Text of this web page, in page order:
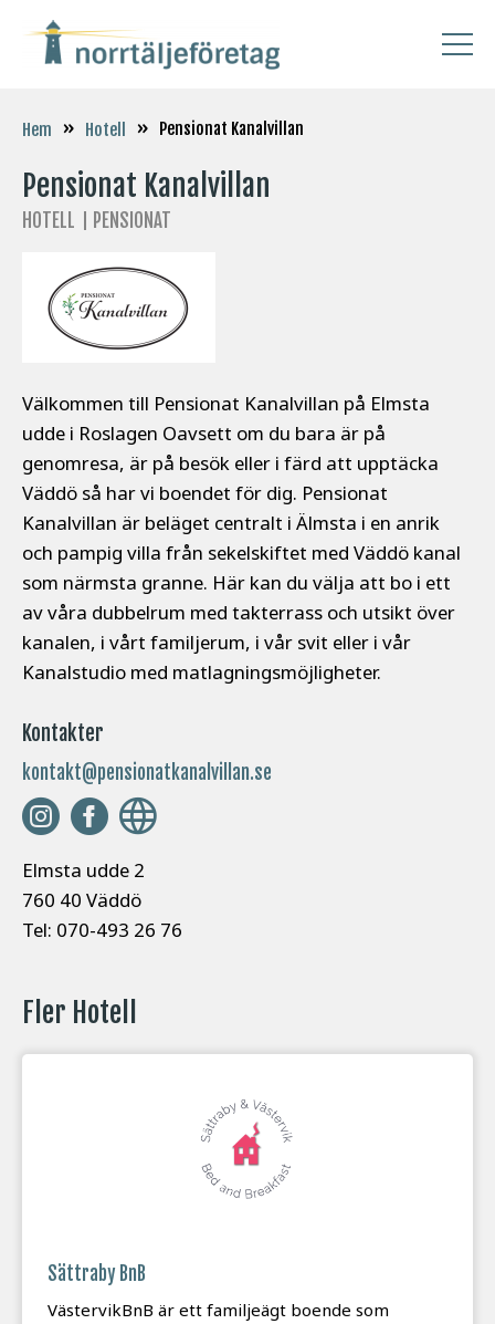
Hem » Hotell » Pensionat Kanalvillan
Pensionat Kanalvillan
HOTELL PENSIONAT
Välkommen till Pensionat Kanalvillan på Elmsta
udde i Roslagen Oavsett om du bara är på
genomresa, är på besök eller i färd att upptäcka
Väddö så har vi boendet för dig. Pensionat
Kanalvillan är beläget centralt i Älmsta i en anrik
och pampig villa från sekelskiftet med Väddö kanal
som närmsta granne. Här kan du välja att bo i ett
av våra dubbelrum med takterrass och utsikt över
kanalen, i vårt familjerum, i vår svit eller i vår
Kanalstudio med matlagningsmöjligheter.
Kontakter
kontakt@pensionatkanalvillan.se
Elmsta udde 2
760 40 Väddö
Tel: 070-493 26 76
Fler Hotell
Sättraby BnB
VästervikBnB är ett familjeägt boende som